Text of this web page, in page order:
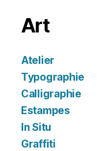
Art
Atelier
Typographie
Calligraphie
Estampes
In Situ
Graffiti